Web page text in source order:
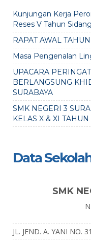
Kunjungan Kerja
Reses V Tahun
RAPAT AWAL
Masa Pengenalan
UPACARA
BERLANGSUNG
SURABAYA
SMK NEGERI 3
KELAS X & XI
Data
SMK
JL. JEND. A. YANI NO.